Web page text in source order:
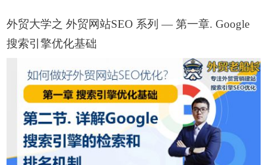
外贸大学之外贸网站SEO 系列 — 第一章. Google
搜索引擎优化基础